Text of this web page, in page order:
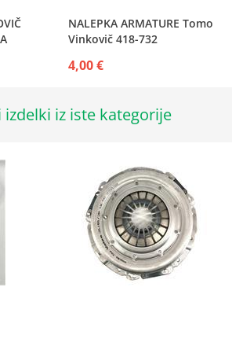
NALEPKA ARMATURE Tomo
Vinkovič 418-732
4,00 €
izdelki iz iste kategorije